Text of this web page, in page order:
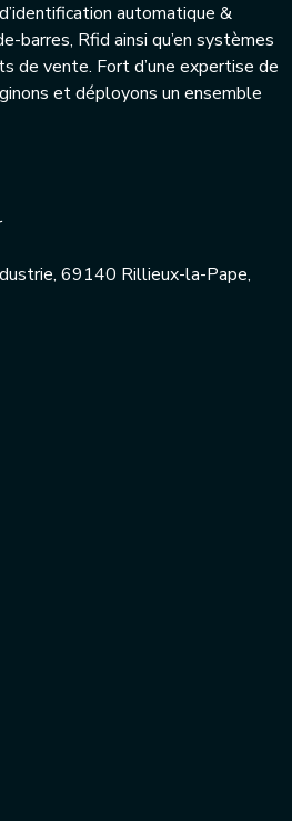
automatique &
barres, Rfid ainsi qu’en systèmes
de vente. Fort d’une expertise de
et déployons un ensemble
69140 Rillieux-la-Pape,